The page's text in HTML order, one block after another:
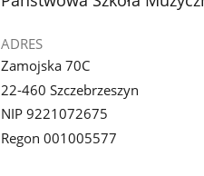
ADRES
Zamojska 70C
22-460 Szczebrzeszyn
NIP 9221072675
Regon 001005577